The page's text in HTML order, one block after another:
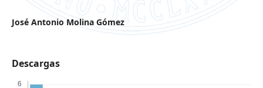
José Antonio Molina Gómez
Descargas